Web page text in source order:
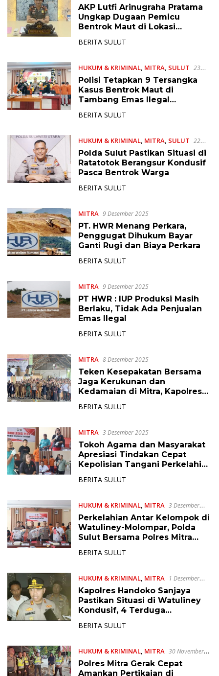
2025
AKP Lutfi Arinugraha Pratama
Ungkap Dugaan Pemicu
Bentrok Maut di Lokasi
BERITA SULUT
HUKUM & KRIMINAL, MITRA, SULUT 23
Desember 2025
Polisi Tetapkan 9 Tersangka
Kasus Bentrok Maut di
Tambang Emas Ilegal
BERITA SULUT
HUKUM & KRIMINAL, MITRA, SULUT 22
Desember 2025
Polda Sulut Pastikan Situasi di
Ratatotok Berangsur Kondusif
Pasca Bentrok Warga
BERITA SULUT
MITRA 9 Desember 2025
PT. HWR Menang Perkara,
Penggugat Dihukum Bayar
Ganti Rugi dan Biaya Perkara
BERITA SULUT
MITRA 9 Desember 2025
PT HWR : IUP Produksi Masih
Berlaku, Tidak Ada Penjualan
Emas Ilegal
BERITA SULUT
MITRA 8 Desember 2025
Teken Kesepakatan Bersama
Jaga Kerukunan dan
Kedamaian di Mitra, Kapolres
Pancasila dan Bhineka Tunggal
BERITA SULUT
MITRA 3 Desember 2025
Tokoh Agama dan Masyarakat
Apresiasi Tindakan Cepat
Kepolisian Tangani Perkelahian
BERITA SULUT
HUKUM & KRIMINAL, MITRA 3 Desember
2025
Perkelahian Antar Kelompok di
Watuliney-Molompar, Polda
Sulut Bersama Polres Mitra
BERITA SULUT
HUKUM & KRIMINAL, MITRA
1 Desember
2025
Kapolres Handoko Sanjaya
Pastikan Situasi di Watuliney
Kondusif, 4 Terduga
BERITA SULUT
HUKUM & KRIMINAL, MITRA 30 November
2025
Polres Mitra Gerak Cepat
Amankan Pertikaian di